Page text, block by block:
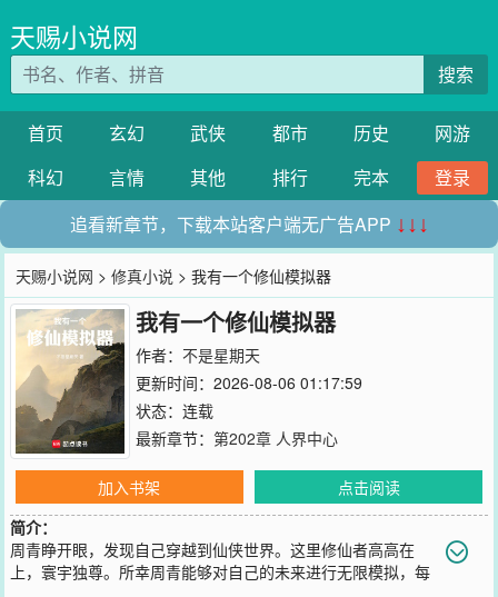
天赐小说网
搜索
首页 玄幻 武侠 都市 历史
网游
科幻
言情 其他 排行 完本
登录
追看新章节，下载本站客户端无广告APP ↓↓↓
天赐小说网 >修真小说 > 我有一个修仙模拟器
我有一个修仙模拟器
作者： 不是星期天
更新时间：2026-08-06 01:17:59
状态：连载
最新章节： 第202章 人界中心
加入书架
点击阅读
简介：
周青睁开眼，发现自己穿越到仙侠世界。这里修仙者高高在
上，寰宇独尊。所幸周青能够对自己的未来进行无限模拟，每